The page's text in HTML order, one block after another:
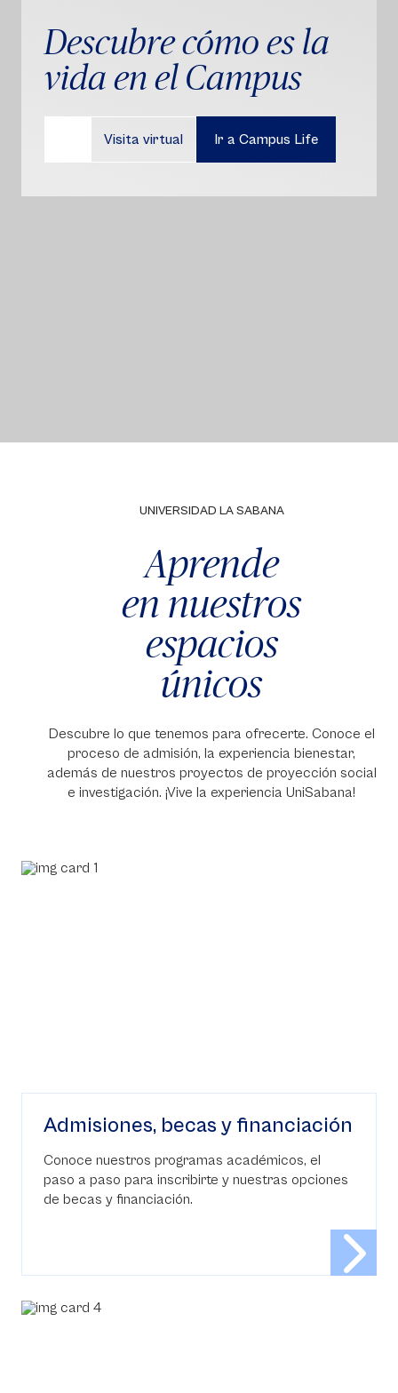
Descubre cómo es la
vida en el Campus
Visita virtual Ir a Campus Life
UNIVERSIDAD LA SABANA
Aprende
en nuestros
espacios
únicos
Descubre lo que tenemos para ofrecerte. Conoce el
proceso de admisión, la experiencia bienestar,
además de nuestros proyectos de proyección social
e investigación. ¡Vive la experiencia UniSabana!
Admisiones, becas y financiación
Conoce nuestros programas académicos, el
paso a paso para inscribirte y nuestras opciones
de becas y financiación.